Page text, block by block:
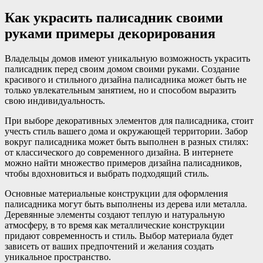
Как украсить палисадник своими
руками примеры декорирования
Владельцы домов имеют уникальную возможность украсить
палисадник перед своим домом своими руками. Создание
красивого и стильного дизайна палисадника может быть не
только увлекательным занятием, но и способом выразить
свою индивидуальность.
При выборе декоративных элементов для палисадника, стоит
учесть стиль вашего дома и окружающей территории. Забор
вокруг палисадника может быть выполнен в разных стилях:
от классического до современного дизайна. В интернете
можно найти множество примеров дизайна палисадников,
чтобы вдохновиться и выбрать подходящий стиль.
Основные материальные конструкции для оформления
палисадника могут быть выполнены из дерева или металла.
Деревянные элементы создают теплую и натуральную
атмосферу, в то время как металлические конструкции
придают современность и стиль. Выбор материала будет
зависеть от ваших предпочтений и желания создать
уникальное пространство.